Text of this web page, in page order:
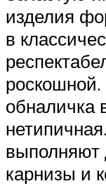
изделия
в
роскошной.
обналичка
выполняют
карнизы и